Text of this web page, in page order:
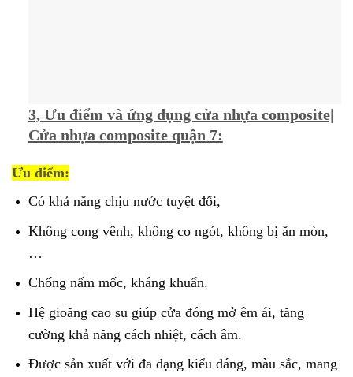
3, Ưu điểm và ứng dụng cửa nhựa composite|
Cửa nhựa composite quận 7:
Ưu điểm:
Có khả năng chịu nước tuyệt đối,
Không cong vênh, không co ngót, không bị ăn mòn,
…
Chống nấm mốc, kháng khuẩn.
Hệ gioăng cao su giúp cửa đóng mở êm ái, tăng
cường khả năng cách nhiệt, cách âm.
Được sản xuất với đa dạng kiểu dáng, màu sắc, mang